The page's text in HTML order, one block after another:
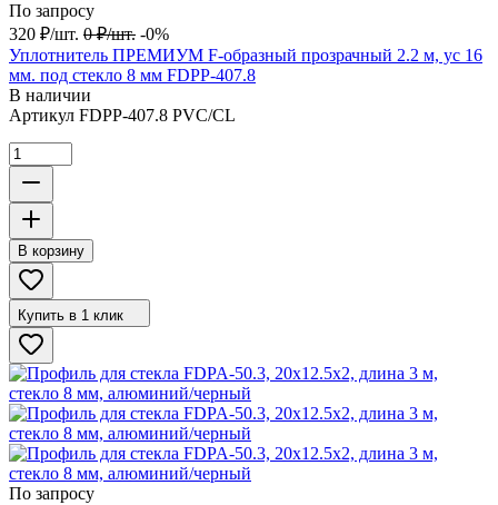
По запросу
320 ₽/шт. 0 ₽/шт. -0%
Уплотнитель ПРЕМИУМ F-образный прозрачный 2.2 м, ус 16
мм. под стекло 8 мм FDPP-407.8
В наличии
Артикул FDPP-407.8 PVC/CL
В корзину
Купить в 1 клик
По запросу